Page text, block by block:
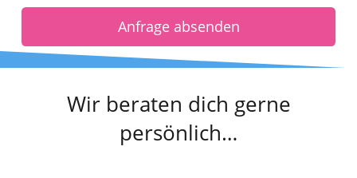
Anfrage absenden
Wir beraten dich gerne
persönlich…